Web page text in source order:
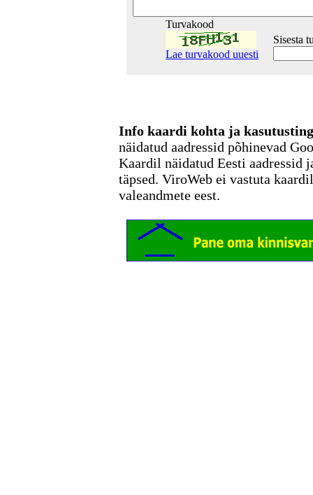
Turvakood
Lae turvakood uuesti
Sisesta
Info kaardi kohta ja
näidatud aadressid põhinevad
Kaardil näidatud Eesti aadressid
täpsed. ViroWeb ei vastuta
valeandmete eest.